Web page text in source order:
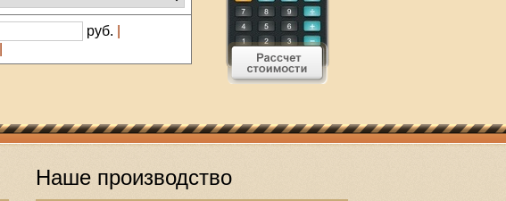
руб.
Наше производство